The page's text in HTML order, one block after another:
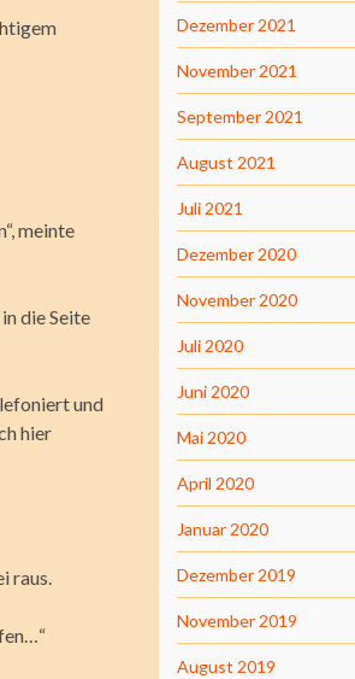
meinte
die Seite
und
hier
raus.
Dezember 2021
November 2021
September 2021
August 2021
Juli 2021
Dezember 2020
November 2020
Juli 2020
Juni 2020
Mai 2020
April 2020
Januar 2020
Dezember 2019
November 2019
August 2019